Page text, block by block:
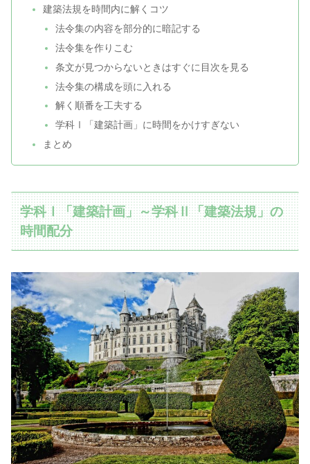
建築法規を時間内に解くコツ
法令集の内容を部分的に暗記する
法令集を作りこむ
条文が見つからないときはすぐに目次を見る
法令集の構成を頭に入れる
解く順番を工夫する
学科Ⅰ「建築計画」に時間をかけすぎない
まとめ
学科Ⅰ「建築計画」～学科Ⅱ「建築法規」の
時間配分